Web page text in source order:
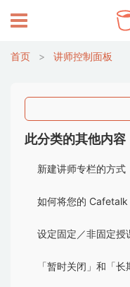
首页 > 讲师控制面板
此分类的其他内容
新建讲师专栏的方式
如何将您的 Cafetalk
设定固定／非固定授
「暂时关闭」和「